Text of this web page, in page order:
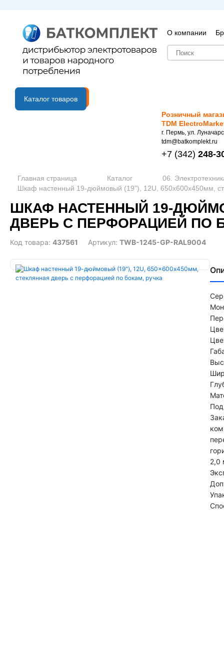
О компании
B2B портал
Каталог товаров
Розничный
TDM
г. Пермь, ул.
tdm@batkomplekt.ru
+7 (342) 248-
Главная страница Каталог
06.
Шкаф настенный 19-дюймовый (19"), 12U, 650x600х450мм,
ШКАФ НАСТЕННЫЙ 19-
ДВЕРЬ С ПЕРФОРАЦИЕЙ ПО
Код товара: 437561 Артикул: TWB-1245-GP-RAL9004
2,0